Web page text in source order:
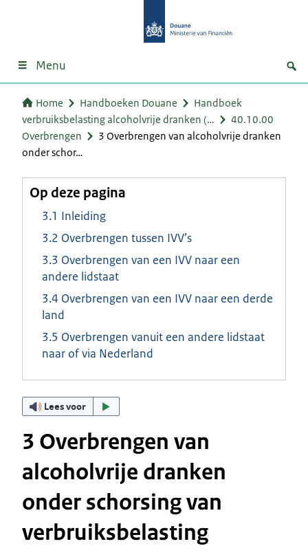
Menu
Home Handboeken Douane
Handboek
verbruiksbelasting alcoholvrije dranken (…
40.10.00
Overbrengen
3 Overbrengen van alcoholvrije dranken
onder schor…
Op deze pagina
3.1 Inleiding
3.2 Overbrengen tussen IVV’s
3.3 Overbrengen van een IVV naar een
andere lidstaat
3.4 Overbrengen van een IVV naar een derde
land
3.5 Overbrengen vanuit een andere lidstaat
naar of via Nederland
Lees voor
3 Overbrengen van
alcoholvrije dranken
onder schorsing van
verbruiksbelasting